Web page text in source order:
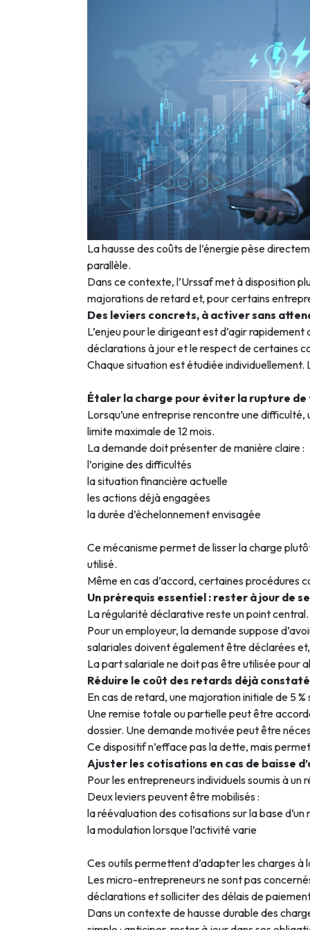
La hausse des coûts de l’énergie pèse
parallèle.
Dans ce contexte, l’Urssaf met à disposition
majorations de retard et, pour certains
Des leviers concrets, à activer sans
L’enjeu pour le dirigeant est d’agir
déclarations à jour et le respect de certaines
Chaque situation est étudiée individuellement.
Étaler la charge pour éviter la rupture
Lorsqu’une entreprise rencontre une
limite maximale de 12 mois.
La demande doit présenter de manière claire :
l’origine des difficultés
la situation financière actuelle
les actions déjà engagées
la durée d’échelonnement envisagée
Ce mécanisme permet de lisser la charge
utilisé.
Même en cas d’accord, certaines procédures
Un prérequis essentiel : rester à jour de
La régularité déclarative reste un point central.
Pour un employeur, la demande suppose
salariales doivent également être déclarées
La part salariale ne doit pas être utilisée pour
Réduire le coût des retards déjà
En cas de retard, une majoration initiale de 5
Une remise totale ou partielle peut être
dossier. Une demande motivée peut être
Ce dispositif n’efface pas la dette, mais
Ajuster les cotisations en cas de baisse
Pour les entrepreneurs individuels soumis à
Deux leviers peuvent être mobilisés :
la réévaluation des cotisations sur la base d’un
la modulation lorsque l’activité varie
Ces outils permettent d’adapter les charges à
Les micro-entrepreneurs ne sont pas
déclarations et solliciter des délais de
Dans un contexte de hausse durable des